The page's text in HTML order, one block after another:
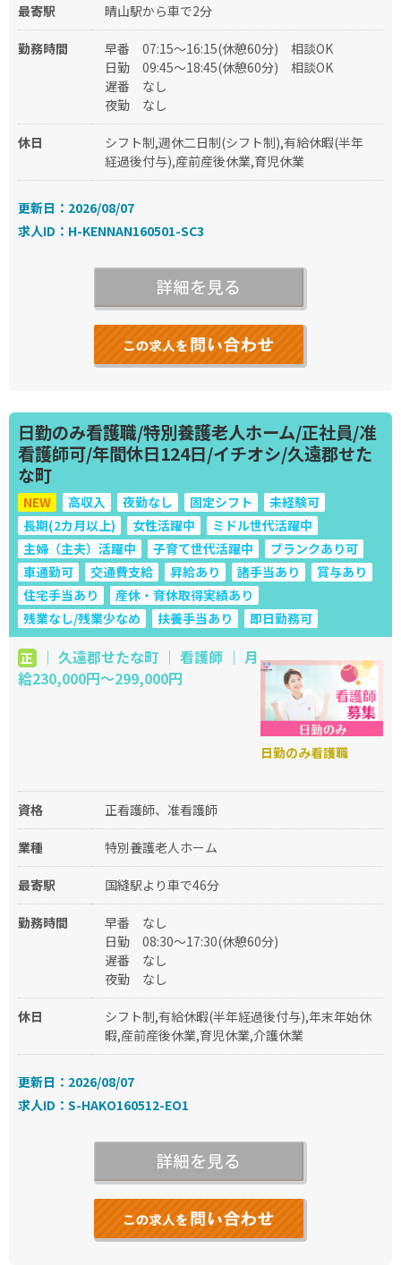
最寄駅 晴山駅から車で2分
勤務時間 早番 07:15～16:15(休憩60分)
相談OK
日勤
09:45～18:45(休憩60分)
相談OK
遅番
なし
夜勤
なし
休日
シフト制,週休二日制(シフト制),有給休暇(半年
経過後付与),産前産後休業,育児休業
更新日：2026/08/07
求人ID：H-KENNAN160501-SC3
日勤のみ看護職/特別養護老人ホーム/正社員/准
看護師可/年間休日124日/イチオシ/久遠郡せた
な町
NEW 高収入 夜勤なし 固定シフト
未経験可
長期(2カ月以上)
女性活躍中
ミドル世代活躍中
主婦（主夫）活躍中
子育て世代活躍中
ブランクあり可
車通勤可
交通費支給 昇給あり 諸手当あり
賞与あり
住宅手当あり
産休・育休取得実績あり
残業なし/残業少なめ
扶養手当あり 即日勤務可
正 ｜ 久遠郡せたな町 ｜ 看護師 ｜ 月
給230,000円〜299,000円
日勤のみ看護職
資格 正看護師、准看護師
業種 特別養護老人ホーム
最寄駅 国縫駅より車で46分
勤務時間 早番
なし
日勤
08:30～17:30(休憩60分)
遅番
なし
夜勤
なし
休日
シフト制,有給休暇(半年経過後付与),年末年始休
暇,産前産後休業,育児休業,介護休業
更新日：2026/08/07
求人ID：S-HAKO160512-EO1